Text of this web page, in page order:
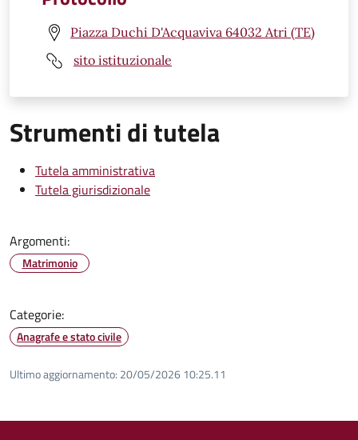
Piazza Duchi D'Acquaviva 64032 Atri (TE)
sito istituzionale
Strumenti di tutela
Tutela amministrativa
Tutela giurisdizionale
Argomenti:
Matrimonio
Categorie:
Anagrafe e stato civile
Ultimo aggiornamento: 20/05/2026 10:25.11